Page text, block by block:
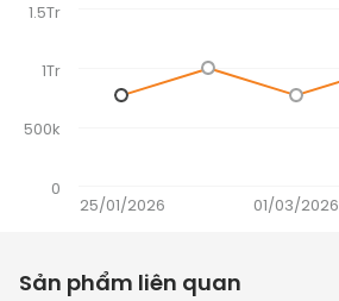
0
500k
1Tr
1.5Tr
25/01/2026 01/03/2026
Sản phẩm liên quan